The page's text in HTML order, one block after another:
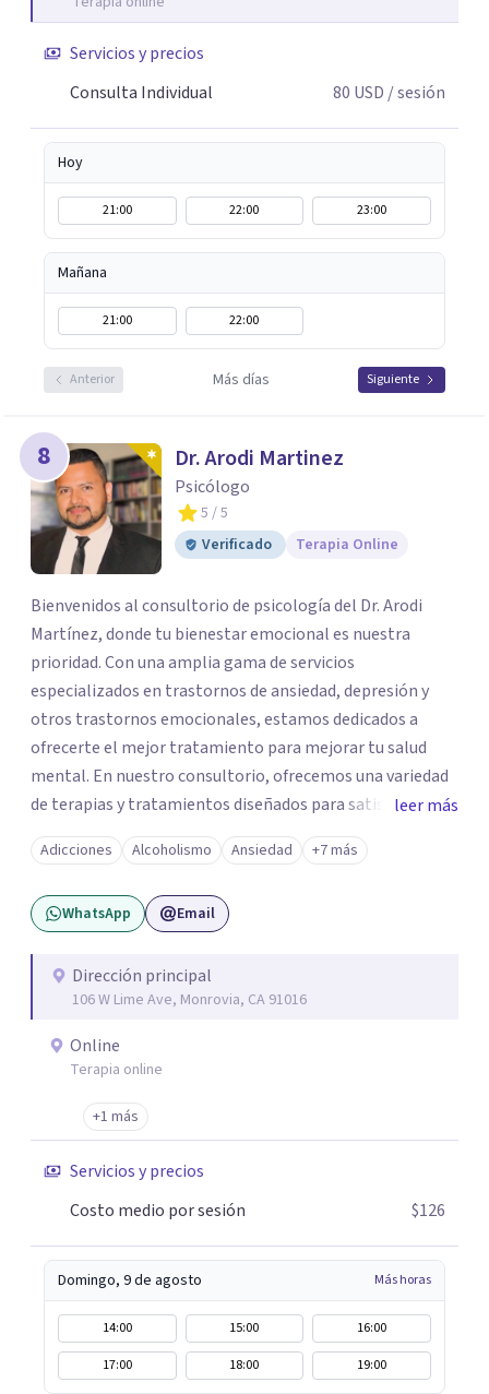
Servicios y precios
Consulta Individual
80 USD / sesión
Hoy
21:00 22:00 23:00
Mañana
21:00 22:00
Anterior Más días Siguiente
8 Dr. Arodi Martinez
Psicólogo
5 / 5
Verificado
Terapia Online
Bienvenidos al consultorio de psicología del Dr. Arodi
Martínez, donde tu bienestar emocional es nuestra
prioridad. Con una amplia gama de servicios
especializados en trastornos de ansiedad, depresión y
otros trastornos emocionales, estamos dedicados a
ofrecerte el mejor tratamiento para mejorar tu salud
mental. En nuestro consultorio, ofrecemos una variedad
de terapias y tratamientos diseñados para satisfacer tus
necesidades específicas: Terapia para Trastornos de
Ansiedad y Depresión: Somos expertos en el tratamiento
de la ansiedad y la depresión, utilizando enfoques
basados en evidencia para ayudarte a recuperar tu
Familiar: Trabajamos contigo y tus seres queridos para
fortalecer las relaciones y mejorar la dinámica familiar.
Terapia cognitivo-conductual Terapia de apoyo Terapia
exposición Terapia de juego para niños Tratamiento de
Traumas y Trastornos de Estrés Postraumático:
Ofrecemos apoyo psicológico para ayudarte a superar
experiencias traumáticas y mejorar tu calidad de vida.
leer más
Adicciones Alcoholismo Ansiedad +7 más
WhatsApp Email
Dirección principal
106 W Lime Ave, Monrovia, CA 91016
Online
Terapia online
+1 más
Servicios y precios
Costo medio por sesión
$126
Domingo, 9 de agosto Más horas
14:00 15:00
16:00
17:00
18:00 19:00